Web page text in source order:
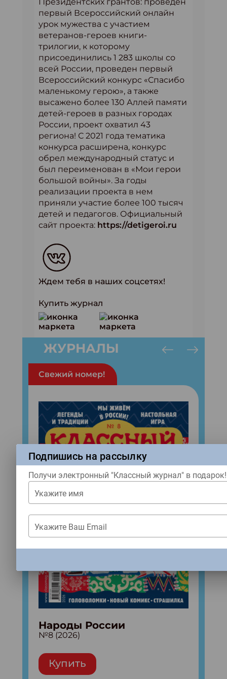
Президентских грантов: проведен
первый Всероссийский онлайн
урок мужества с участием
ветеранов-героев книги-
трилогии, к которому
присоединились 1 283 школы со
всей России, проведен первый
Всероссийский конкурс «Спасибо
маленькому герою», а также
высажено более 130 Аллей памяти
детей-героев в разных городах
России, проект охватил 43
региона! С 2021 года тематика
конкурса расширена, конкурс
обрел международный статус и
был переименован в «Мои герои
большой войны». За годы
реализации проекта в нем
приняли участие более 100 тысяч
детей и педагогов. Официальный
сайт проекта: https://detigeroi.ru
Ждем тебя в наших соцсетях!
Купить журнал
ЖУРНАЛЫ
Свежий номер!
Народы России
№8 (2026)
Купить
Подпишись на рассылку
Получи электронный "Классный журнал" в подарок!
Укажите имя
Укажите Ваш Email